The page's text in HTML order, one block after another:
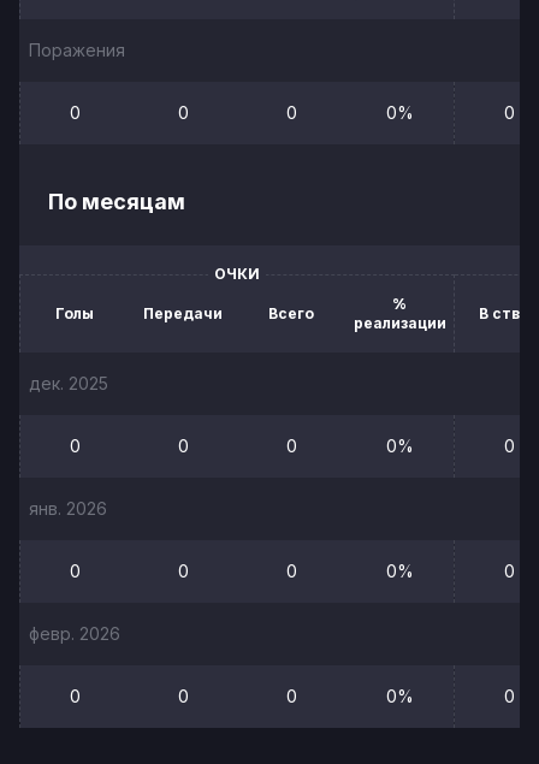
Поражения
0 0 0 0% 0
По месяцам
ОЧКИ
Голы Передачи Всего
%
реализации
В створ
дек. 2025
0 0 0 0% 0
янв. 2026
0 0 0 0% 0
февр. 2026
0 0 0 0% 0